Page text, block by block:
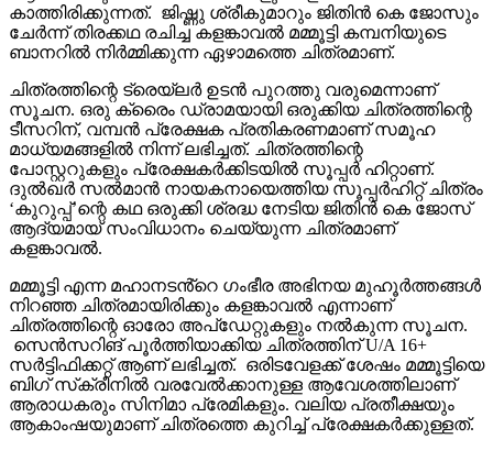
കാത്തിരിക്കുന്നത്. ജിഷ്ണു ശ്രീകുമാറും ജിതിൻ കെ ജോസും
ചേർന്ന് തിരക്കഥ രചിച്ച കളങ്കാവൽ മമ്മൂട്ടി കമ്പനിയുടെ
ബാനറിൽ നിർമ്മിക്കുന്ന ഏഴാമത്തെ ചിത്രമാണ്.
ചിത്രത്തിന്റെ ട്രെയ്‌ലർ ഉടൻ പുറത്തു വരുമെന്നാണ്
സൂചന. ഒരു ക്രൈം ഡ്രാമയായി ഒരുക്കിയ ചിത്രത്തിന്റെ
ടീസറിന്, വമ്പൻ പ്രേക്ഷക പ്രതികരണമാണ് സമൂഹ
മാധ്യമങ്ങളിൽ നിന്ന് ലഭിച്ചത്. ചിത്രത്തിന്റെ
പോസ്റ്ററുകളും പ്രേക്ഷകർക്കിടയിൽ സൂപ്പർ ഹിറ്റാണ്.
ദുൽഖർ സൽമാൻ നായകനായെത്തിയ സൂപ്പർഹിറ്റ് ചിത്രം
‘കുറുപ്പ്’ന്റെ കഥ ഒരുക്കി ശ്രദ്ധ നേടിയ ജിതിൻ കെ ജോസ്
ആദ്യമായ് സംവിധാനം ചെയ്യുന്ന ചിത്രമാണ്
കളങ്കാവൽ.
മമ്മൂട്ടി എന്ന മഹാനടൻ്റെ ഗംഭീര അഭിനയ മുഹൂർത്തങ്ങൾ
നിറഞ്ഞ ചിത്രമായിരിക്കും കളങ്കാവൽ എന്നാണ്
ചിത്രത്തിന്റെ ഓരോ അപ്‌ഡേറ്റുകളും നൽകുന്ന സൂചന.
സെൻസറിങ് പൂർത്തിയാക്കിയ ചിത്രത്തിന് U/A 16+
സർട്ടിഫിക്കറ്റ് ആണ് ലഭിച്ചത്. ഒരിടവേളക്ക് ശേഷം മമ്മൂട്ടിയെ
ബിഗ് സ്‌ക്രീനിൽ വരവേൽക്കാനുള്ള ആവേശത്തിലാണ്
ആരാധകരും സിനിമാ പ്രേമികളും. വലിയ പ്രതീക്ഷയും
ആകാംഷയുമാണ് ചിത്രത്തെ കുറിച്ച് പ്രേക്ഷകർക്കുള്ളത്.